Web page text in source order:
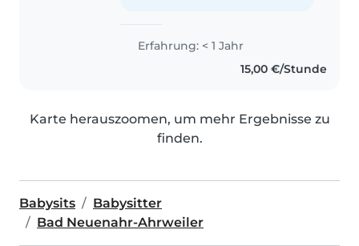
Erfahrung: < 1 Jahr
15,00 €/Stunde
Karte herauszoomen, um mehr Ergebnisse zu
finden.
Babysits
Babysitter
Bad Neuenahr-Ahrweiler